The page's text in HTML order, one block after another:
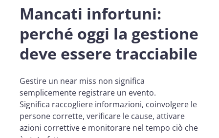
Mancati infortuni:
perché oggi la gestione
deve essere tracciabile
Gestire un near miss non significa
semplicemente registrare un evento.
Significa raccogliere informazioni, coinvolgere le
persone corrette, verificare le cause, attivare
azioni correttive e monitorare nel tempo ciò che